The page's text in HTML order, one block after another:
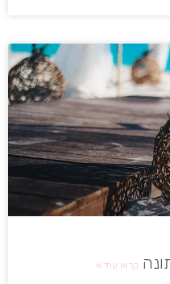
קראו עוד »